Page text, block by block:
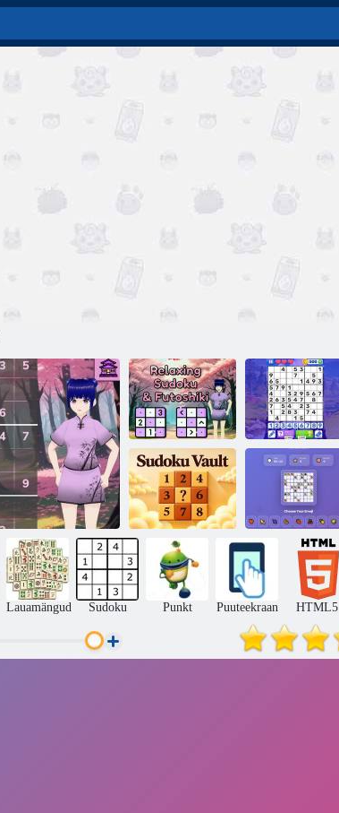
Lõõgastav
Sudoku ja
furusiki
Sudoku tasuta
Sudoku võlv
Emotikoni
sudoku
Lauamängud Sudoku Punkt Puuteekraan HTML5